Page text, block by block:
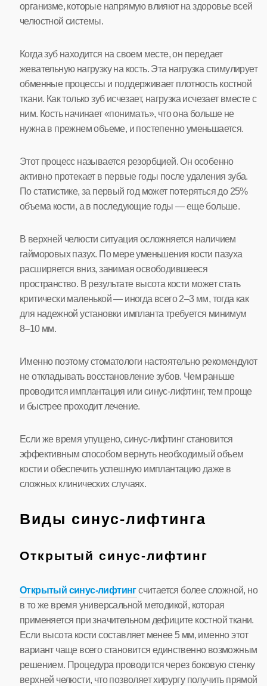
организме, которые напрямую влияют на здоровье всей
челюстной системы.
Когда зуб находится на своем месте, он передает
жевательную нагрузку на кость. Эта нагрузка стимулирует
обменные процессы и поддерживает плотность костной
ткани. Как только зуб исчезает, нагрузка исчезает вместе с
ним. Кость начинает «понимать», что она больше не
нужна в прежнем объеме, и постепенно уменьшается.
Этот процесс называется резорбцией. Он особенно
активно протекает в первые годы после удаления зуба.
По статистике, за первый год может потеряться до 25%
объема кости, а в последующие годы — еще больше.
В верхней челюсти ситуация осложняется наличием
гайморовых пазух. По мере уменьшения кости пазуха
расширяется вниз, занимая освободившееся
пространство. В результате высота кости может стать
критически маленькой — иногда всего 2–3 мм, тогда как
для надежной установки импланта требуется минимум
8–10 мм.
Именно поэтому стоматологи настоятельно рекомендуют
не откладывать восстановление зубов. Чем раньше
проводится имплантация или синус-лифтинг, тем проще
и быстрее проходит лечение.
Если же время упущено, синус-лифтинг становится
эффективным способом вернуть необходимый объем
кости и обеспечить успешную имплантацию даже в
сложных клинических случаях.
Виды синус-лифтинга
Открытый синус-лифтинг
Открытый синус-лифтингсчитается более сложной, но
в то же время универсальной методикой, которая
применяется при значительном дефиците костной ткани.
Если высота кости составляет менее 5 мм, именно этот
вариант чаще всего становится единственно возможным
решением. Процедура проводится через боковую стенку
верхней челюсти, что позволяет хирургу получить прямой